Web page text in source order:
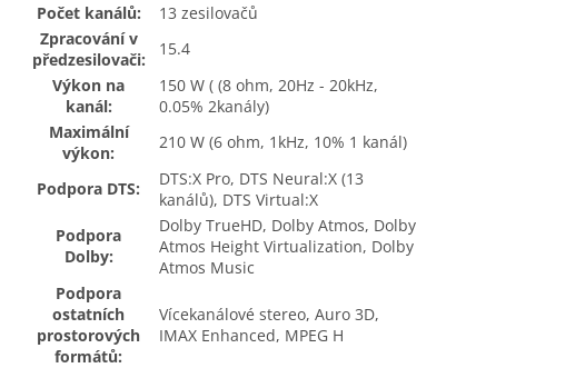
Počet kanálů:
13 zesilovačů
Zpracování v
předzesilovači:
15.4
Výkon na
kanál:
150 W ( (8 ohm, 20Hz - 20kHz,
0.05% 2kanály)
Maximální
výkon:
210 W (6 ohm, 1kHz, 10% 1 kanál)
Podpora DTS:
DTS:X Pro, DTS Neural:X (13
kanálů), DTS Virtual:X
Podpora
Dolby:
Dolby TrueHD, Dolby Atmos, Dolby
Atmos Height Virtualization, Dolby
Atmos Music
Podpora
ostatních
prostorových
formátů:
Vícekanálové stereo, Auro 3D,
IMAX Enhanced, MPEG H